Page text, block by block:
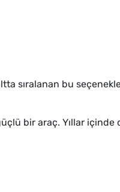
sıralanan bu
bir araç. Yıllar içinde